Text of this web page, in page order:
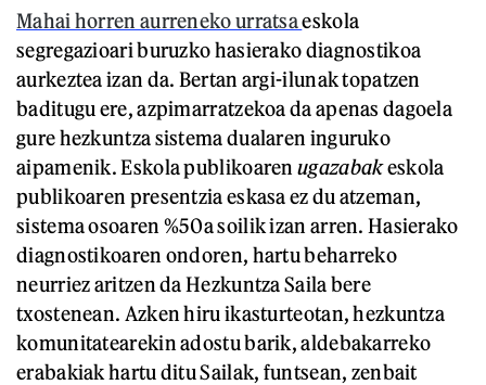
Mahai horren aurreneko urratsaeskola
segregazioari buruzko hasierako diagnostikoa
aurkeztea izan da. Bertan argi-ilunak topatzen
baditugu ere, azpimarratzekoa da apenas dagoela
gure hezkuntza sistema dualaren inguruko
aipamenik. Eskola publikoarenugazabakeskola
publikoaren presentzia eskasa ez du atzeman,
sistema osoaren %50a soilik izan arren. Hasierako
diagnostikoaren ondoren, hartu beharreko
neurriez aritzen da Hezkuntza Saila bere
txostenean. Azken hiru ikasturteotan, hezkuntza
komunitatearekin adostu barik, aldebakarreko
erabakiak hartu ditu Sailak, funtsean, zenbait